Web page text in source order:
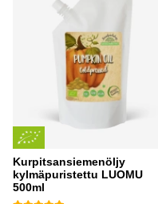
Kurpitsansiemenöljy
kylmäpuristettu LUOMU
500ml